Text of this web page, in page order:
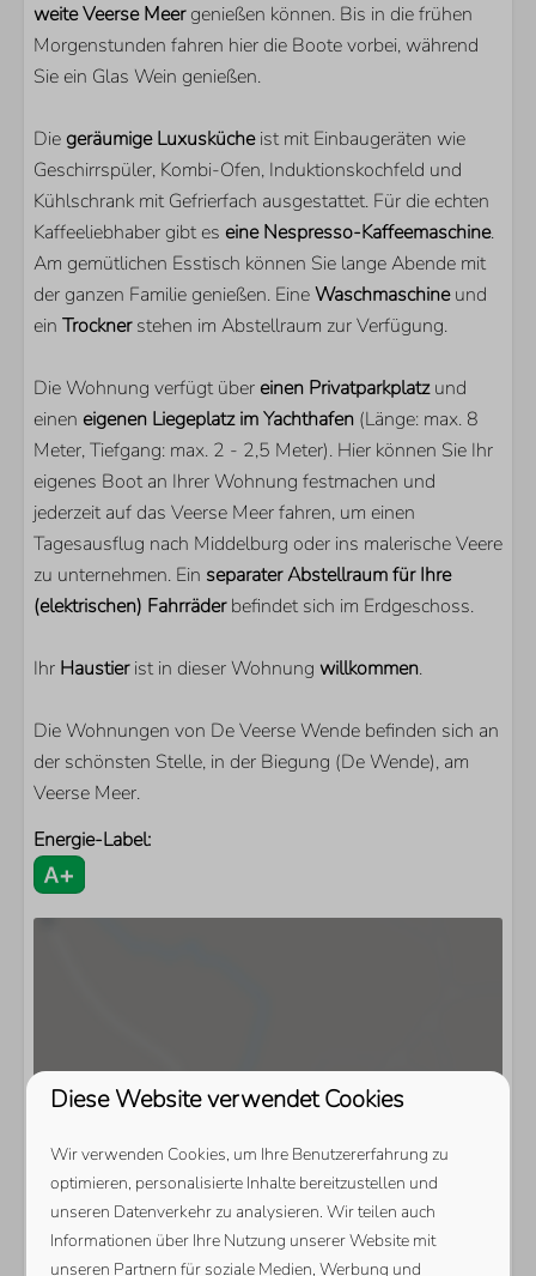
PARKEN
Veerse Wende
SCHLAFZIMMER
Anzahl Doppelbetten: 2
Schlafzimmer mit En-Suite Badezimmer: 2
WOHNBEREICH
Smart TV
weite Veerse Meergenießen können. Bis in die frühen
Morgenstunden fahren hier die Boote vorbei, während
Sie ein Glas Wein genießen.
Diegeräumige Luxuskücheist mit Einbaugeräten wie
Geschirrspüler, Kombi-Ofen, Induktionskochfeld und
Kühlschrank mit Gefrierfach ausgestattet. Für die echten
Kaffeeliebhaber gibt es eine Nespresso-Kaffeemaschine.
Am gemütlichen Esstisch können Sie lange Abende mit
der ganzen Familie genießen. EineWaschmaschineund
ein Trocknerstehen im Abstellraum zur Verfügung.
Die Wohnung verfügt über einen Privatparkplatzund
einen eigenen Liegeplatz im Yachthafen (Länge: max. 8
Meter, Tiefgang: max. 2 - 2,5 Meter). Hier können Sie Ihr
eigenes Boot an Ihrer Wohnung festmachen und
jederzeit auf das Veerse Meer fahren, um einen
Tagesausflug nach Middelburg oder ins malerische Veere
zu unternehmen. Ein separater Abstellraum für Ihre
(elektrischen) Fahrräderbefindet sich im Erdgeschoss.
Ihr Haustierist in dieser Wohnung willkommen.
Die Wohnungen von De Veerse Wende befinden sich an
der schönsten Stelle, in der Biegung (De Wende), am
Veerse Meer.
Energie-Label:
Diese Website verwendet Cookies
Wir verwenden Cookies, um Ihre Benutzererfahrung zu
optimieren, personalisierte Inhalte bereitzustellen und
unseren Datenverkehr zu analysieren. Wir teilen auch
Informationen über Ihre Nutzung unserer Website mit
unseren Partnern für soziale Medien, Werbung und